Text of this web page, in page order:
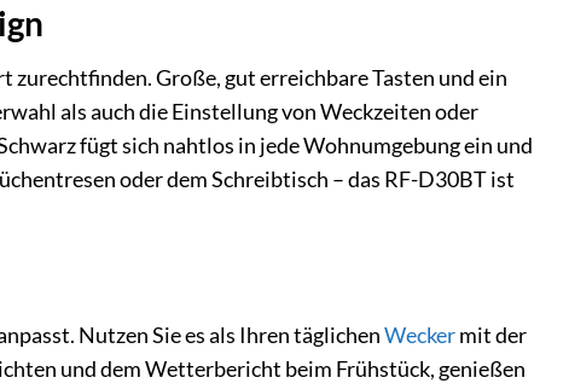
Große, gut erreichbare Tasten und ein
als auch die Einstellung von Weckzeiten oder
fügt sich nahtlos in jede Wohnumgebung ein und
oder dem Schreibtisch – das RF-D30BT ist
Nutzen Sie es als Ihren täglichenWeckermit der
und dem Wetterbericht beim Frühstück, genießen